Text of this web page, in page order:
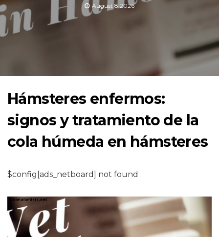
August 8,2026
Hámsteres enfermos:
signos y tratamiento de la
cola húmeda en hámsteres
$config[ads_netboard] not found